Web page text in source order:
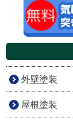
外壁塗装
屋根塗装